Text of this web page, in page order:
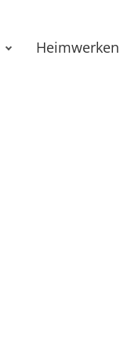
Heimwerken